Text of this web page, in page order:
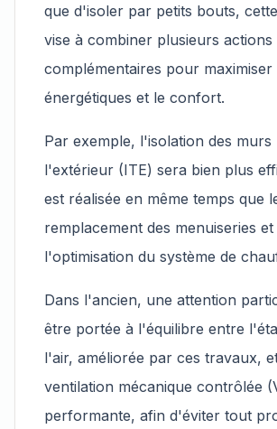
que d'isoler par petits bouts,
vise à combiner plusieurs actions
complémentaires pour maximiser
énergétiques et le confort.
Par exemple, l'isolation des murs
l'extérieur (ITE) sera bien plus
est réalisée en même temps que
remplacement des menuiseries et
l'optimisation du système de
Dans l'ancien, une attention
être portée à l'équilibre entre
l'air, améliorée par ces travaux,
ventilation mécanique contrôlée
performante, afin d'éviter tout